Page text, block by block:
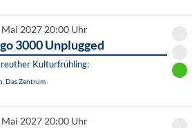
Mai 2027 20:00 Uhr
3000 Unplugged
Kulturfrühling:
Das Zentrum
Mai 2027 20:00 Uhr